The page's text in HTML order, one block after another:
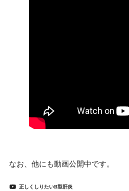
なお、他にも動画公開中です。
正しくしりたいB型肝炎